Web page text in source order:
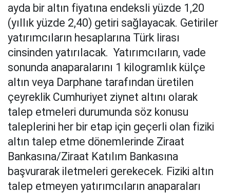
ayda bir altın fiyatına endeksli yüzde 1,20
(yıllık yüzde 2,40) getiri sağlayacak. Getiriler
yatırımcıların hesaplarına Türk lirası
cinsinden yatırılacak. Yatırımcıların, vade
sonunda anaparalarını 1 kilogramlık külçe
altın veya Darphane tarafından üretilen
çeyreklik Cumhuriyet ziynet altını olarak
talep etmeleri durumunda söz konusu
taleplerini her bir etap için geçerli olan fiziki
altın talep etme dönemlerinde Ziraat
Bankasına/Ziraat Katılım Bankasına
başvurarak iletmeleri gerekecek. Fiziki altın
talep etmeyen yatırımcıların anaparaları